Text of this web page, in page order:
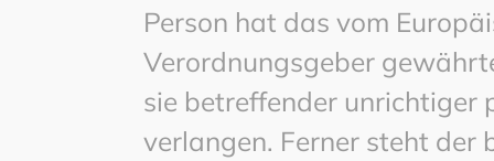
Person hat das vom
Verordnungsgeber
sie betreffender unrichtiger
verlangen. Ferner steht der